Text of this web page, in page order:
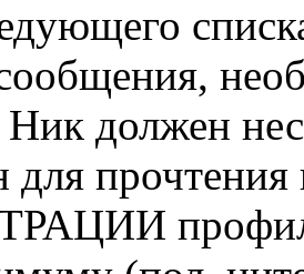
должен
для
профиль